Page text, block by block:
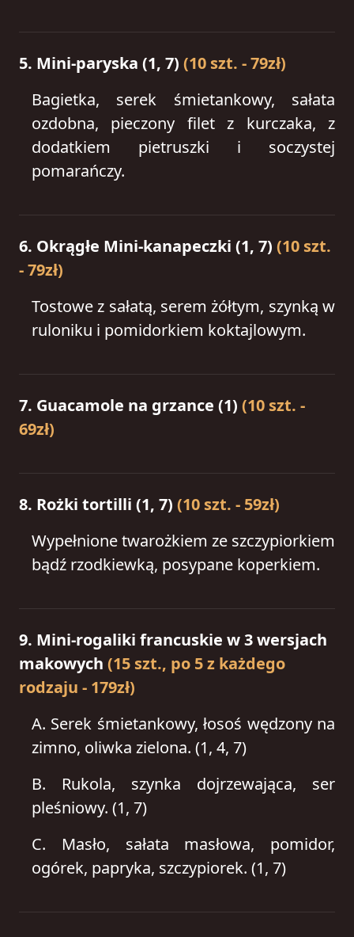
5. Mini-paryska (1, 7) (10 szt. - 79zł)
Bagietka, serek śmietankowy, sałata
ozdobna, pieczony filet z kurczaka, z
dodatkiem pietruszki i soczystej
pomarańczy.
6. Okrągłe Mini-kanapeczki (1, 7) (10 szt.
- 79zł)
Tostowe z sałatą, serem żółtym, szynką w
ruloniku i pomidorkiem koktajlowym.
7. Guacamole na grzance (1) (10 szt. -
69zł)
8. Rożki tortilli (1, 7) (10 szt. - 59zł)
Wypełnione twarożkiem ze szczypiorkiem
bądź rzodkiewką, posypane koperkiem.
9. Mini-rogaliki francuskie w 3 wersjach
makowych (15 szt., po 5 z każdego
rodzaju - 179zł)
A. Serek śmietankowy, łosoś wędzony na
zimno, oliwka zielona. (1, 4, 7)
B. Rukola, szynka dojrzewająca, ser
pleśniowy. (1, 7)
C. Masło, sałata masłowa, pomidor,
ogórek, papryka, szczypiorek. (1, 7)